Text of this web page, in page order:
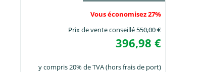
Vous économisez 27%
Prix de vente conseillé550,00 €
396,98 €
y compris 20% de TVA (hors frais de port)